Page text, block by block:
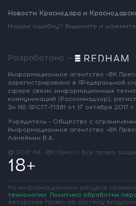
Новости Краснодара и
Нашли ошибку? Выделите и нажмите
Разработано —
Информационное агентство «ВК
зарегистрировано в Федеральной
сфере связи, информационных
коммуникаций (Роскомнадзор),
Эл № ФС77-71381 от 17 октября 2017 г.
Учредитель - Общество с
Информационное агентство «ВК
Ламейкин В.А.
@ 2017 ИА «ВК Пресс» Все права
18+
На информационном ресурсе
технологии. Политика обработки
Авторское право на систему